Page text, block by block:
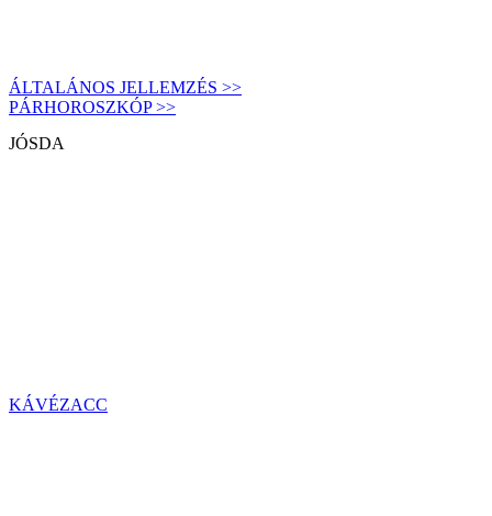
ÁLTALÁNOS JELLEMZÉS >>
PÁRHOROSZKÓP >>
JÓSDA
KÁVÉZACC